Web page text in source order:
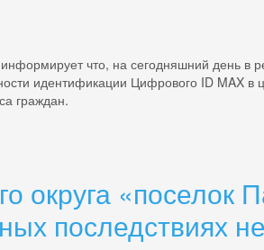
что, на сегодняшний день в
идентификации Цифрового ID MAX в
граждан.
округа
последствиях